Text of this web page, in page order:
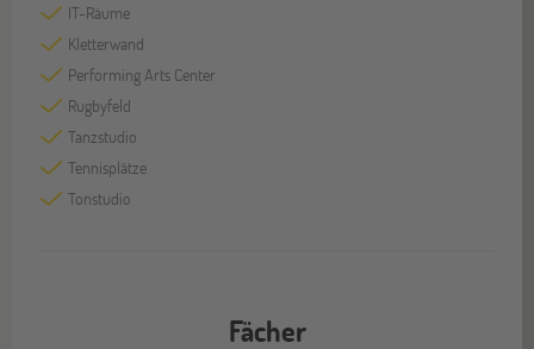
IT-Räume
Kletterwand
Performing Arts Center
Rugbyfeld
Tanzstudio
Tennisplätze
Tonstudio
Fächer